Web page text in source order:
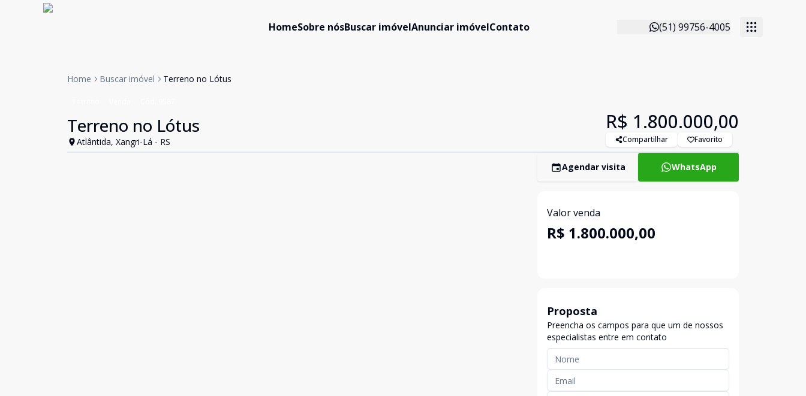
HomeSobre nósBuscar imóvelAnunciar imóvelContato (51) 99756-4005
Home Buscar imóvel Terreno no Lótus
Terreno no Lótus
Atlântida, Xangri-Lá - RS
R$ 1.800.000,00
Compartilhar Favorito
Agendar visita WhatsApp
Valor venda
R$ 1.800.000,00
Proposta
Preencha os campos para que um de nossos
especialistas entre em contato